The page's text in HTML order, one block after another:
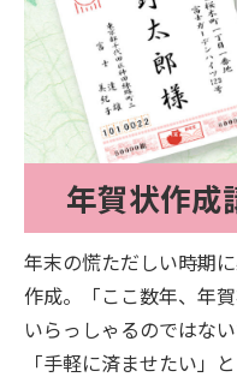
年賀状作成
年末の慌ただしい時期
作成。「ここ数年、年
いらっしゃるのではな
「手軽に済ませたい」